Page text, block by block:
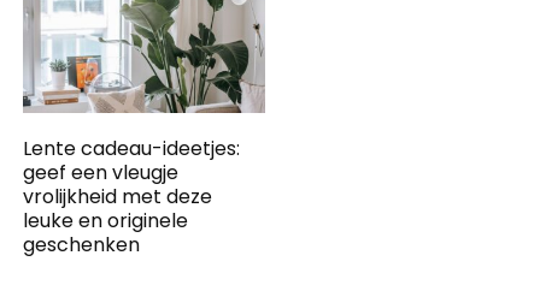
Lente cadeau-ideetjes:
geef een vleugje
vrolijkheid met deze
leuke en originele
geschenken